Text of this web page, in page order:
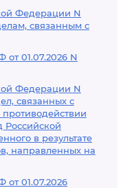
Федерации N
связанным с
01.07.2026 N
Федерации N
связанных с
в результате
направленных на
01.07.2026